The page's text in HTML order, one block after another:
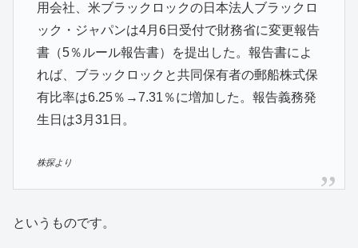
用会社、米ブラックロックの日本法人ブラックロ
ック・ジャパンは4月6日受付で財務省に変更報告
書（5％ルール報告書）を提出した。報告書によ
れば、ブラックロックと共同保有者の郵船株式保
有比率は6.25％→7.31％に増加した。報告義務発
生日は3月31日。
株探より
というものです。